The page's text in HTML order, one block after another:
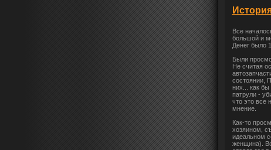
Все
большой и
Денег было
Были
Не считая
состоянии,
них... как бы
патрули -
что это все
мнение.
Как-то
хозяином,
идеальном
женщина).